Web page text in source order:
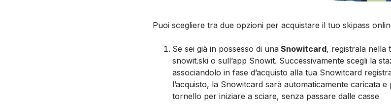
Puoi scegliere tra due opzioni per acquistare il tuo skipass
Se sei già in possesso di una Snowitcard, registrala nella
snowit.ski o sull’app Snowit. Successivamente scegli la
associandolo in fase d’acquisto alla tua Snowitcard
l’acquisto, la Snowitcard sarà automaticamente caricata
tornello per iniziare a sciare, senza passare dalle casse